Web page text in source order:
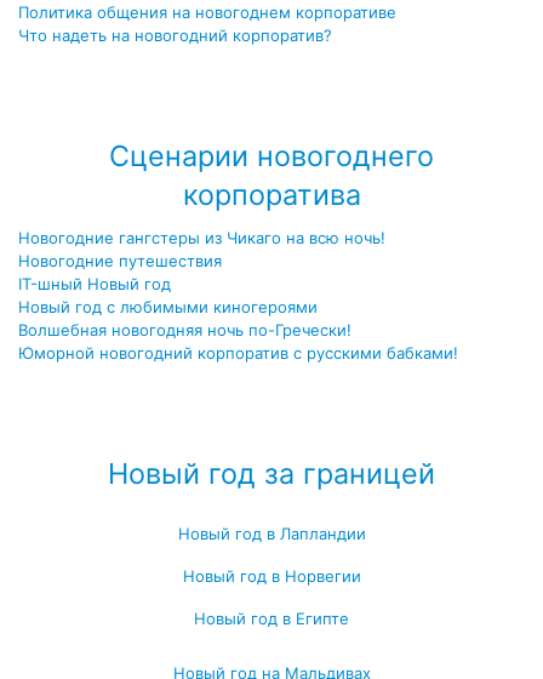
Политика общения на новогоднем корпоративе
Что надеть на новогодний корпоратив?
Сценарии новогоднего
корпоратива
Новогодние гангстеры из Чикаго на всю ночь!
Новогодние путешествия
IT-шный Новый год
Новый год с любимыми киногероями
Волшебная новогодняя ночь по-Гречески!
Юморной новогодний корпоратив с русскими бабками!
Новый год за границей
Новый год в Лапландии
Новый год в Норвегии
Новый год в Египте
Новый год на Мальдивах